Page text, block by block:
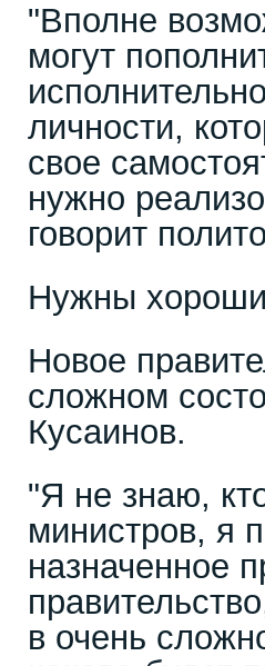
"Вполне
могут
личности,
свое
нужно
говорит
Нужны
Новое
сложном
Кусаинов.
"Я не знаю,
министров, я
назначенное
в очень